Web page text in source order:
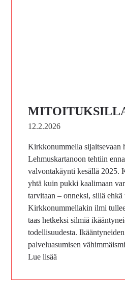
12.2.2026
Kirkkonummella sijaitsevaan
Lehmuskartanoon tehtiin
valvontakäynti kesällä 2025.
yhtä kuin pukki kaalimaan
tarvitaan – onneksi, sillä ehkä
Kirkkonummellakin ilmi
taas hetkeksi silmiä
todellisuudesta.
palveluasumisen
Lue lisää